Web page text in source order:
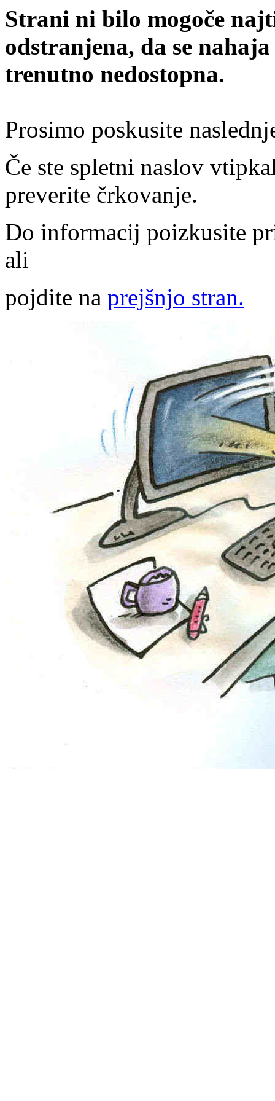
Strani ni bilo mogoče
odstranjena, da se
trenutno nedostopna.
Prosimo poskusite
Če ste spletni naslov
preverite črkovanje.
Do informacij poizkusite
ali
pojdite na prejšnjo stran.